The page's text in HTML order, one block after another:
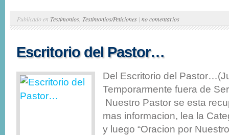
Publicado en Testimonios Testimonios/Peticiones | no comentarios
Escritorio del Pastor…
Del Escritorio del
Temporarmente fuera de
Nuestro Pastor se esta
mas informacion, lea la
y luego “Oracion por